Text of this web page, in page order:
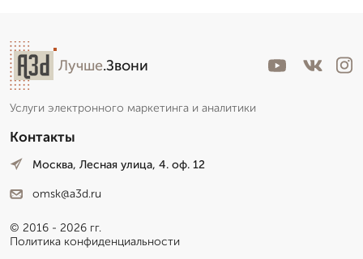
Лучше.Звони
Услуги электронного маркетинга и аналитики
Контакты
Москва, Лесная улица, 4. оф. 12
omsk@a3d.ru
© 2016 - 2026 гг.
Политика конфиденциальности